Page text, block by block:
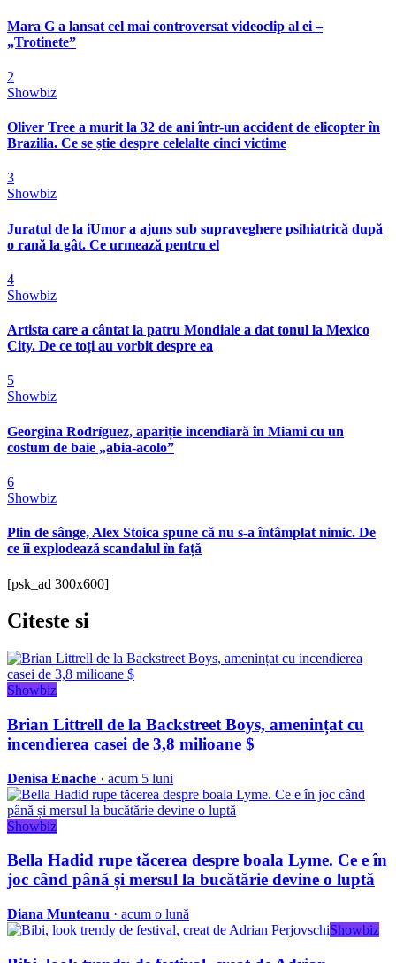
Mara G a lansat cel mai controversat videoclip al ei –
„Trotinete”
2
Showbiz
Oliver Tree a murit la 32 de ani într-un accident de elicopter în
Brazilia. Ce se știe despre celelalte cinci victime
3
Showbiz
Juratul de la iUmor a ajuns sub supraveghere psihiatrică după
o rană la gât. Ce urmează pentru el
4
Showbiz
Artista care a cântat la patru Mondiale a dat tonul la Mexico
City. De ce toți au vorbit despre ea
5
Showbiz
Georgina Rodríguez, apariție incendiară în Miami cu un
costum de baie „abia-acolo”
6
Showbiz
Plin de sânge, Alex Stoica spune că nu s-a întâmplat nimic. De
ce îi explodează scandalul în față
[psk_ad 300x600]
Citeste si
Showbiz
Brian Littrell de la Backstreet Boys, amenințat cu
incendierea casei de 3,8 milioane $
Denisa Enache · acum 5 luni
Showbiz
Bella Hadid rupe tăcerea despre boala Lyme. Ce e în
joc când până și mersul la bucătărie devine o luptă
Diana Munteanu · acum o lună
Showbiz